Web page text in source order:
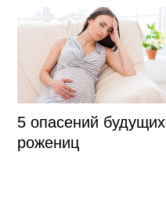
5 опасений будущих
рожениц